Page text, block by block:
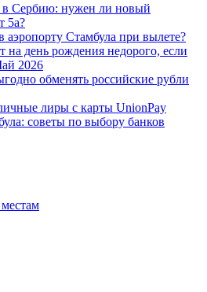
в Сербию: нужен ли новый
5а?
аэропорту Стамбула при вылете?
на день рождения недорого, если
2026
обменять российские рубли
лиры с карты UnionPay
советы по выбору банков